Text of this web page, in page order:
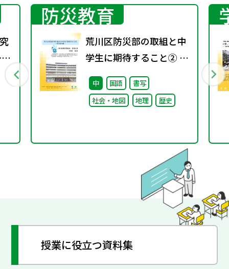
防災教育
荒川区防災部の取組と中
学生に期待すること② ～
取り組み編～
中 国語
書写
社会・地図
地理 歴史
授業に役立つ資料集